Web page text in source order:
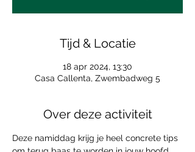
Tijd & Locatie
18 apr 2024, 13:30
Casa Callenta, Zwembadweg 5
Over deze activiteit
Deze namiddag krijg je heel concrete tips